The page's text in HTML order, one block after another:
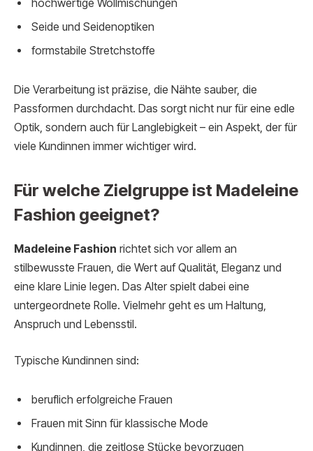
hochwertige Wollmischungen
Seide und Seidenoptiken
formstabile Stretchstoffe
Die Verarbeitung ist präzise, die Nähte sauber, die
Passformen durchdacht. Das sorgt nicht nur für eine edle
Optik, sondern auch für Langlebigkeit – ein Aspekt, der für
viele Kundinnen immer wichtiger wird.
Für welche Zielgruppe ist Madeleine
Fashion geeignet?
Madeleine Fashion richtet sich vor allem an
stilbewusste Frauen, die Wert auf Qualität, Eleganz und
eine klare Linie legen. Das Alter spielt dabei eine
untergeordnete Rolle. Vielmehr geht es um Haltung,
Anspruch und Lebensstil.
Typische Kundinnen sind:
beruflich erfolgreiche Frauen
Frauen mit Sinn für klassische Mode
Kundinnen, die zeitlose Stücke bevorzugen